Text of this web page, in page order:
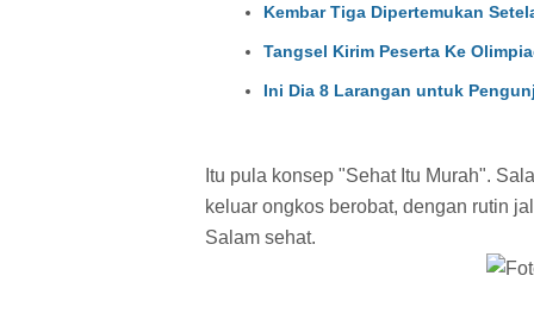
Kembar Tiga Dipertemukan
Tangsel Kirim Peserta Ke
Ini Dia 8 Larangan untuk
Itu pula konsep "Sehat Itu Murah".
keluar ongkos berobat, dengan rutin
Salam sehat.